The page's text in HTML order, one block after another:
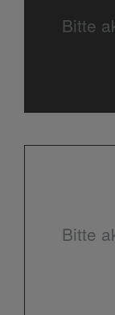
Bitte
Bitte